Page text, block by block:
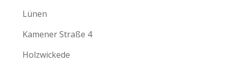
Lünen
Kamener Straße 4
Holzwickede